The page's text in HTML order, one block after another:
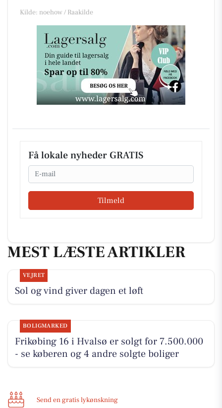
Kilde: noehow / Raakilde
Få lokale nyheder GRATIS
Email
Tilmeld
MEST LÆSTE ARTIKLER
VEJRET
Sol og vind giver dagen et løft
BOLIGMARKED
Frikøbing 16 i Hvalsø er solgt for 7.500.000
- se køberen og 4 andre solgte boliger
Send en gratis lykønskning